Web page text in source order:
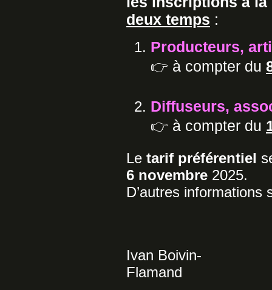
deux temps :
Producteurs,
👉 à compter du
Diffuseurs,
👉 à compter du
Le tarif préférentiel
6 novembre 2025.
D’autres informations
Ivan Boivin-
Flamand